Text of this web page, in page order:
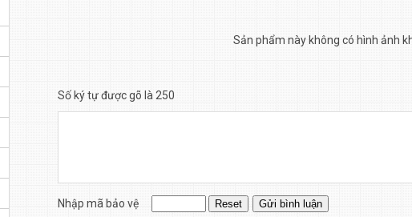
Sản phẩm này không có hình ảnh
Số ký tự được gõ là 250
Nhập mã bảo vệ